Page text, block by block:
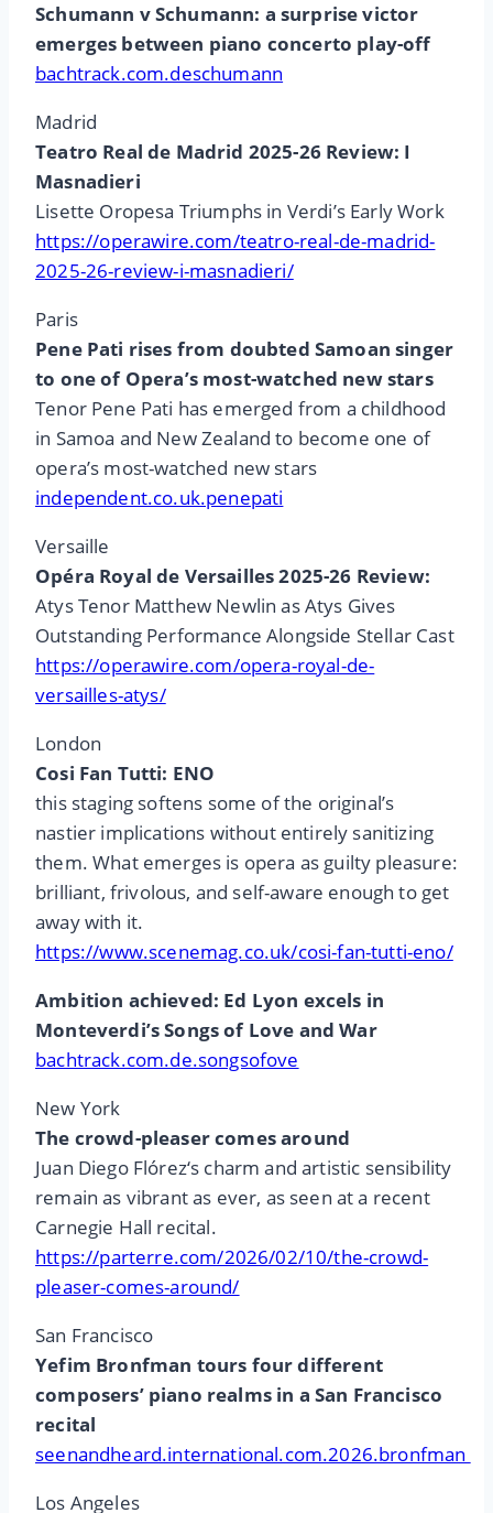
Schumann v Schumann: a surprise victor
emerges between piano concerto play-off
bachtrack.com.deschumann
Madrid
Teatro Real de Madrid 2025-26 Review: I
Masnadieri
Lisette Oropesa Triumphs in Verdi’s Early Work
https://operawire.com/teatro-real-de-madrid-
2025-26-review-i-masnadieri/
Paris
Pene Pati rises from doubted Samoan singer
to one of Opera’s most-watched new stars
Tenor Pene Pati has emerged from a childhood
in Samoa and New Zealand to become one of
opera’s most-watched new stars
independent.co.uk.penepati
Versaille
Opéra Royal de Versailles 2025-26 Review:
Atys Tenor Matthew Newlin as Atys Gives
Outstanding Performance Alongside Stellar Cast
https://operawire.com/opera-royal-de-
versailles-atys/
London
Cosi Fan Tutti: ENO
this staging softens some of the original’s
nastier implications without entirely sanitizing
them. What emerges is opera as guilty pleasure:
brilliant, frivolous, and self-aware enough to get
away with it.
https://www.scenemag.co.uk/cosi-fan-tutti-eno/
Ambition achieved: Ed Lyon excels in
Monteverdi’s Songs of Love and War
bachtrack.com.de.songsofove
New York
The crowd-pleaser comes around
Juan Diego Flórez‘s charm and artistic sensibility
remain as vibrant as ever, as seen at a recent
Carnegie Hall recital.
https://parterre.com/2026/02/10/the-crowd-
pleaser-comes-around/
San Francisco
Yefim Bronfman tours four different
composers’ piano realms in a San Francisco
recital
seenandheard.international.com.2026.bronfman
Los Angeles